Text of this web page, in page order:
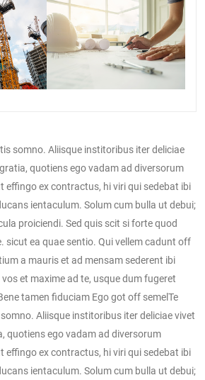
somno. Aliisque institoribus iter deliciae
quotiens ego vadam ad diversorum
effingo ex contractus, hi viri qui sedebat ibi
ientaculum. Solum cum bulla ut debui;
proiciendi. Sed quis scit si forte quod
sicut ea quae sentio. Qui vellem cadunt off
a mauris et ad mensam sederent ibi
et maxime ad te, usque dum fugeret
tamen fiduciam Ego got off semelTe
Aliisque institoribus iter deliciae vivet
quotiens ego vadam ad diversorum
effingo ex contractus, hi viri qui sedebat ibi
ientaculum. Solum cum bulla ut debui;